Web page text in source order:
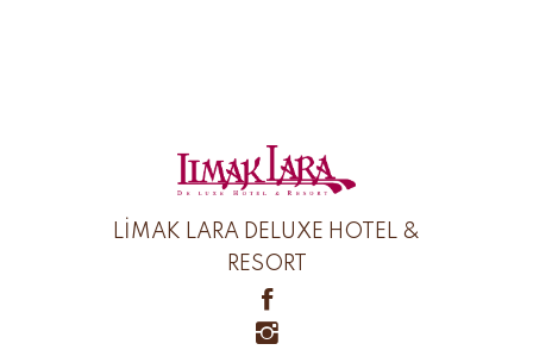
LİMAK LARA DELUXE HOTEL &
RESORT